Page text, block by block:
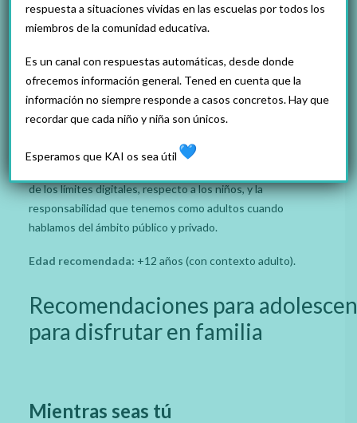
An Update on Our Family (2025)
Explora una familia que difundía mucho su vida en las
de los límites digitales, respecto a los niños, y la
responsabilidad que tenemos como adultos cuando
hablamos del ámbito público y privado.
Edad recomendada: +12 años (con contexto adulto).
Recomendaciones para
para disfrutar en familia
Mientras seas tú
respuesta a situaciones vividas en las escuelas por todos los
miembros de la comunidad educativa.
Es un canal con respuestas automáticas, desde donde
ofrecemos información general. Tened en cuenta que la
información no siempre responde a casos concretos. Hay que
recordar que cada niño y niña son únicos.
Esperamos que KAI os sea útil